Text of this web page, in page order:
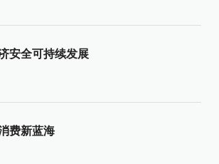
安全可持续发展
费新蓝海